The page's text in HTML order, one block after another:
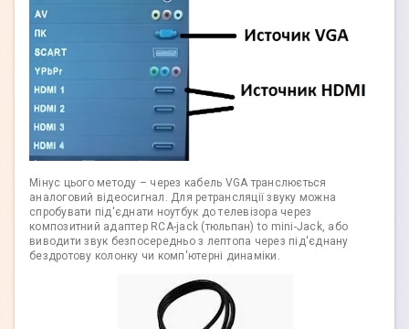
Мінус цього методу – через кабель VGA транслюється
аналоговий відеосигнал. Для ретрансляції звуку можна
спробувати під'єднати ноутбук до телевізора через
композитний адаптер RCA-jack (тюльпан) to mini-Jack, або
виводити звук безпосередньо з лептопа через під'єднану
бездротову колонку чи комп'ютерні динаміки.